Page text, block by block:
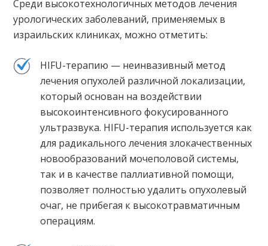
Среди высокотехнологичных методов лечения
урологических заболеваний, применяемых в
израильских клиниках, можно отметить:
HIFU-терапию — неинвазивный метод
лечения опухолей различной локализации,
который основан на воздействии
высокоинтенсивного фокусированного
ультразвука. HIFU-терапия используется как
для радикального лечения злокачественных
новообразований мочеполовой системы,
так и в качестве паллиативной помощи,
позволяет полностью удалить опухолевый
очаг, не прибегая к высокотравматичным
операциям.